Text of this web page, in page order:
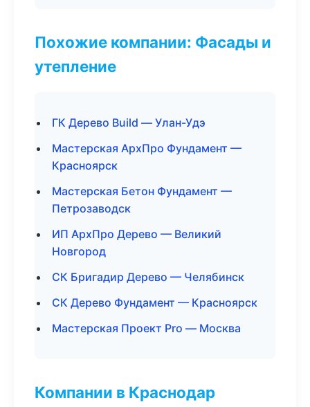
Похожие компании: Фасады и
утепление
ГК Дерево Build — Улан-Удэ
Мастерская АрхПро Фундамент —
Красноярск
Мастерская Бетон Фундамент —
Петрозаводск
ИП АрхПро Дерево — Великий
Новгород
СК Бригадир Дерево — Челябинск
СК Дерево Фундамент — Красноярск
Мастерская Проект Pro — Москва
Компании в Краснодар